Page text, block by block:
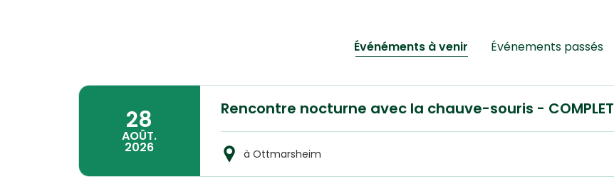
Événéments à venir Événements passés
28
AOÛT.
2026
Rencontre nocturne avec la chauve-souris - COMPLET
à Ottmarsheim